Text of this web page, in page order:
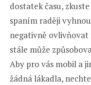
dostatek času,
spaním raději
negativně ovlivňovat
stále může
Aby pro vás mobil a
žádná lákadla,